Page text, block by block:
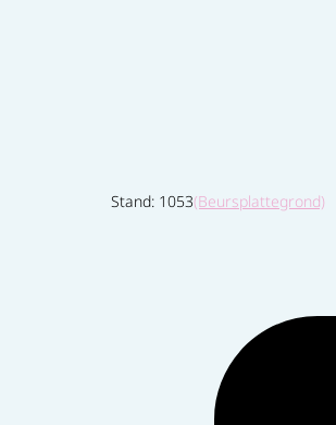
Stand: 1053(Beursplattegrond)